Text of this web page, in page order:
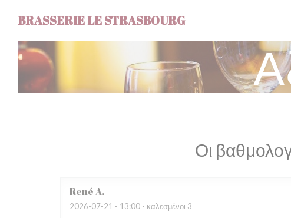
BRASSERIE LE STRASBOURG
Οι
RenéA
2026-07-21 - 13:00 - καλεσμένοι 3